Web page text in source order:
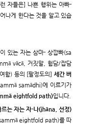
자들은] 나쁜 행위는 아빠-
나게 한다는 것을 알고 있습
있는 자는 삼마- 상깝빠(sa
vācā, 거짓말, 험담/잡담
함) 등의 [팔정도의] 세간 버
samādhi)에 이르기가
eightfold path)입니다.
는 자는 자-나(jhāna, 선정)
eightfold path)를 따